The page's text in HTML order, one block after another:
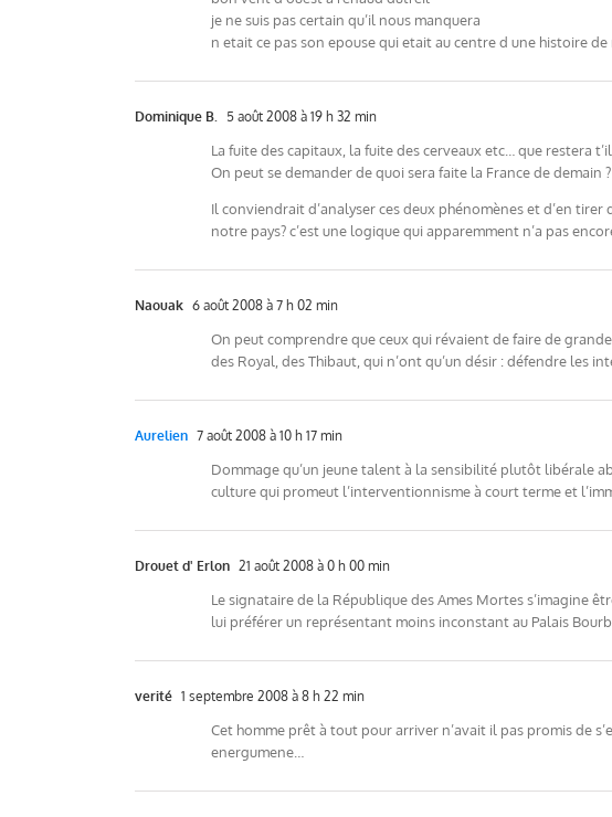
je ne suis pas certain qu’il nous manquera
n etait ce pas son epouse qui etait au centre d une histoire
Dominique B. 5 août 2008 à 19 h 32 min
La fuite des capitaux, la fuite des cerveaux etc… que restera t’il
On peut se demander de quoi sera faite la France de demain ?
Il conviendrait d’analyser ces deux phénomènes et d’en
notre pays? c’est une logique qui apparemment n’a pas
Naouak 6 août 2008 à 7 h 02 min
On peut comprendre que ceux qui révaient de faire de
des Royal, des Thibaut, qui n’ont qu’un désir : défendre les
Aurelien 7 août 2008 à 10 h 17 min
Dommage qu’un jeune talent à la sensibilité plutôt libérale
culture qui promeut l’interventionnisme à court terme et
Drouet d' Erlon 21 août 2008 à 0 h 00 min
Le signataire de la République des Ames Mortes s’imagine
lui préférer un représentant moins inconstant au Palais
verité 1 septembre 2008 à 8 h 22 min
Cet homme prêt à tout pour arriver n’avait il pas promis de
energumene…